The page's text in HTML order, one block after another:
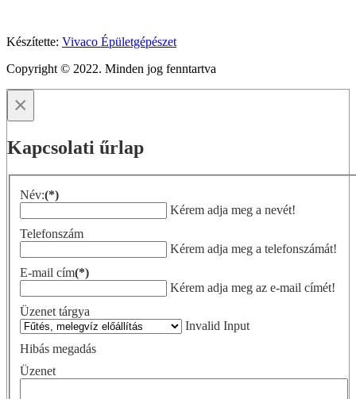
Készítette: Vivaco Épületgépészet
Copyright © 2022. Minden jog fenntartva
×
Kapcsolati űrlap
Név:(*)
Kérem adja meg a nevét!
Telefonszám
Kérem adja meg a telefonszámát!
E-mail cím(*)
Kérem adja meg az e-mail címét!
Üzenet tárgya
Invalid Input
Hibás megadás
Üzenet